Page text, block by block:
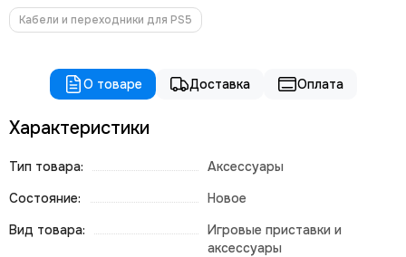
Кабели и переходники для PS5
О товаре Доставка Оплата
Характеристики
Тип товара:
Аксессуары
Состояние:
Новое
Вид товара:
Игровые приставки и
аксессуары